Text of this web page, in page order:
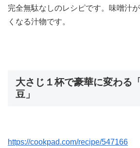
完全無駄なしのレシピです。味噌汁
くなる汁物です。
大さじ１杯で豪華に変わる
豆」
https://cookpad.com/recipe/547166